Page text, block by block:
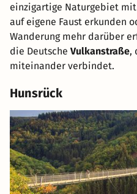
einzigartige Naturgebiet
auf eigene Faust erkunden
Wanderung mehr darüber
die Deutsche Vulkanstraße,
miteinander verbindet.
Hunsrück